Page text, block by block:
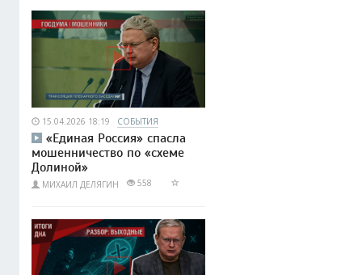
15.04.2026 18:19 СОБЫТИЯ
«Единая Россия» спасла
мошенничество по «схеме
Долиной»
МИХАИЛ ДЕЛЯГИН 558